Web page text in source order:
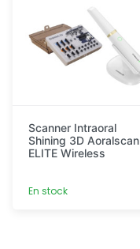
Scanner Intraoral
Shining 3D Aoralscan
ELITE Wireless
En stock